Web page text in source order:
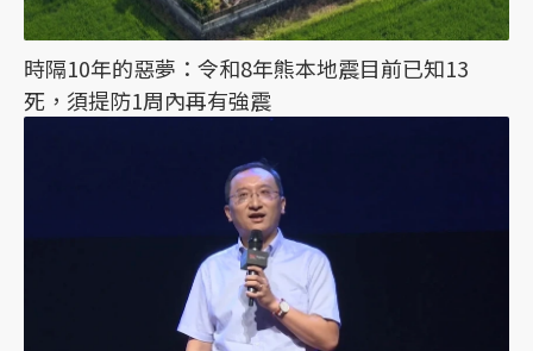
時隔10年的惡夢：令和8年熊本地震目前已知13
死，須提防1周內再有強震